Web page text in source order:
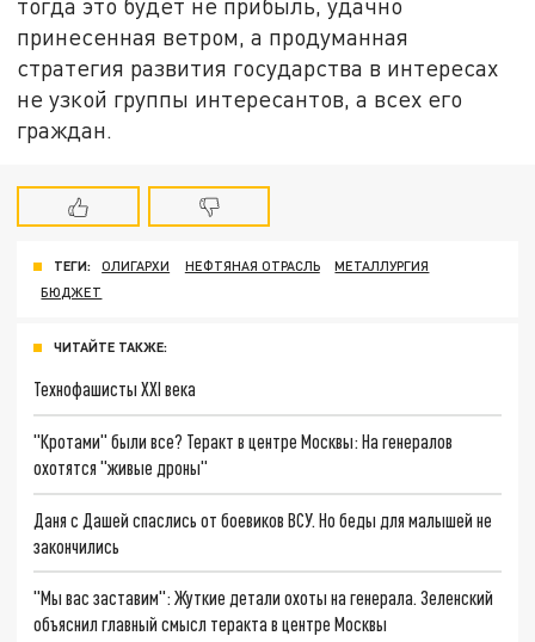
принесенная ветром, а продуманная
стратегия развития государства в интересах
не узкой группы интересантов, а всех его
граждан.
ТЕГИ: ОЛИГАРХИ НЕФТЯНАЯ ОТРАСЛЬ
МЕТАЛЛУРГИЯ
БЮДЖЕТ
ЧИТАЙТЕ ТАКЖЕ:
Технофашисты XXI века
"Кротами" были все? Теракт в центре Москвы: На генералов
охотятся "живые дроны"
Даня с Дашей спаслись от боевиков ВСУ. Но беды для малышей не
закончились
"Мы вас заставим": Жуткие детали охоты на генерала. Зеленский
объяснил главный смысл теракта в центре Москвы